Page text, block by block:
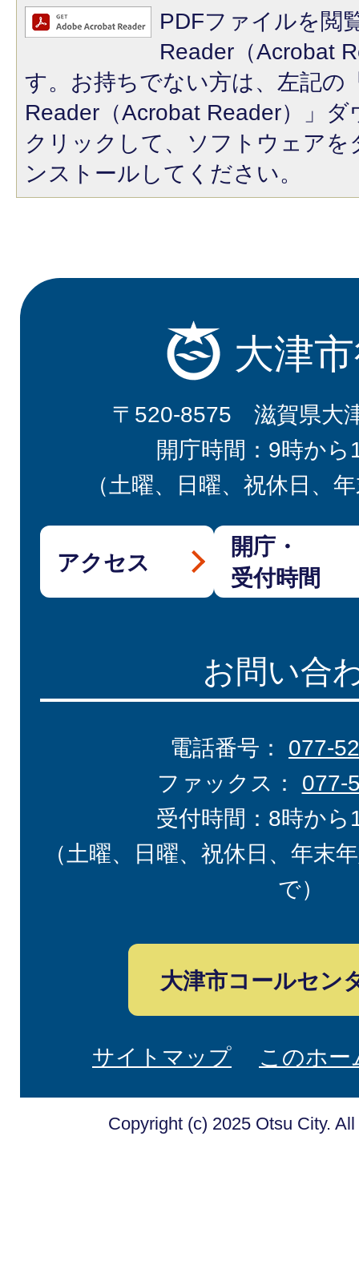
PDFファイルを閲
Reader（Acrobat
す。お持ちでない方は、左記の
Reader（Acrobat Reader）」
クリックして、ソフトウェア
ンストールしてください。
大津
〒520-8575 滋賀県大
開庁時間：9時から
（土曜、日曜、祝休日、
アクセス
開庁・
受付時間
お問い合
電話番号： 077-
ファックス： 077-
受付時間：8時から
（土曜、日曜、祝休日、年末
で）
大津市コールセン
サイトマップ このホ
Copyright (c) 2025 Otsu City.